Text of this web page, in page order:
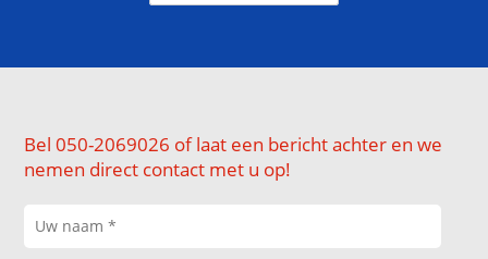
Bel 050-2069026 of laat een bericht achter en we
nemen direct contact met u op!